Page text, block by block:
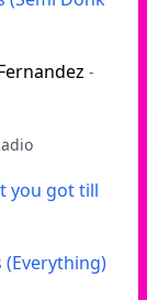
-
you got till
(Everything)